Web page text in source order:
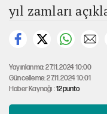
yıl zamları
Yayınlanma: 27.11.2024 10:00
Güncelleme: 27.11.2024 10:01
Haber Kaynağı :12punto